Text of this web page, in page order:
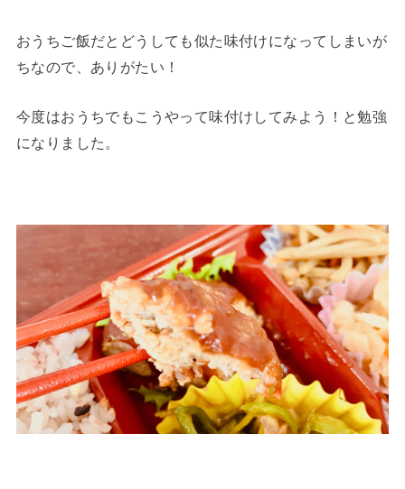
おうちご飯だとどうしても似た味付けになってしまいが
ちなので、ありがたい！
今度はおうちでもこうやって味付けしてみよう！と勉強
になりました。